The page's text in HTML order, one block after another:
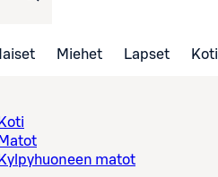
Miehet Lapset Koti
Koti
Matot
Kylpyhuoneen matot